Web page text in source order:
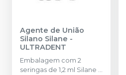
Agente de União
Silano Silane -
ULTRADENT
Embalagem com 2
seringas de 1,2 ml Silane +